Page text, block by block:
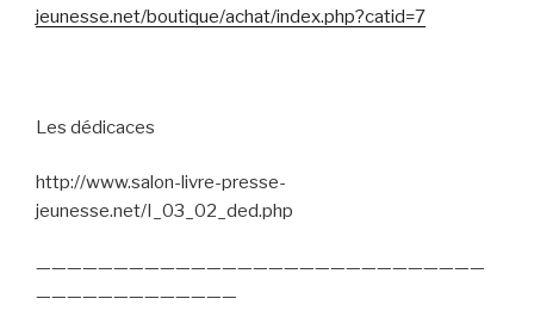
jeunesse.net/boutique/achat/index.php?catid=7
Les dédicaces
http://www.salon-livre-presse-
jeunesse.net/I_03_02_ded.php
—————————————————————————————
—————————————